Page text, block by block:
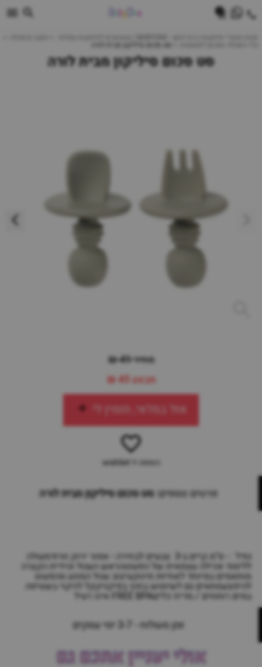
סט סכום סיליקון מבית לורה
סט סכום סיליקון מבית לורה
מחיר 49 ₪
מבצע
אזל במלאי, תזמין לי
הוספה ל-wishlist
פרטים נוספים:סט סכום סיליקון מבית לורה
גודל : - ס"מ.קיים ב-3 צבעים לבחירה - אפור ירוק וורודמעולה
ללימוד אכילה עצמאית של הפעוטהראש העגול והידית הקצרה
מותאמים במיוחד לאחיזת תינוקעיצוב עגול המונע מהפעוט
להיפצעמתאים גם לשימוש בחוץ בפיקניקקל לניקוי בשטיפה
במים רותחים / מדיח כליםFREE BPA אינו רעיל
זמן משלוח - 3-7 ימי עסקים
אולי יעניין אתכם גם